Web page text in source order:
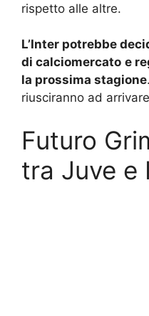
rispetto alle altre.
L’Inter potrebbe
di calciomercato e
la prossima stagione
riusciranno ad
Futuro
tra Juve e